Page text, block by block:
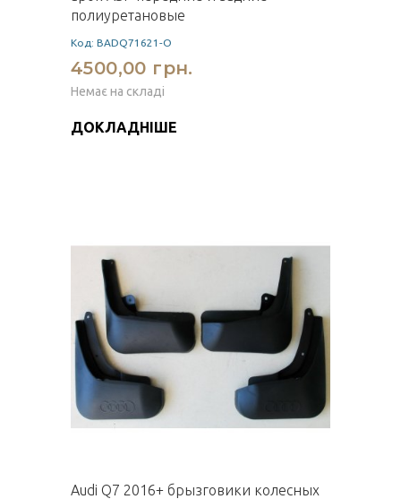
полиуретановые
Код: BADQ71621-O
4500,00 грн.
Немає на складі
ДОКЛАДНІШЕ
Audi Q7 2016+ брызговики колесных